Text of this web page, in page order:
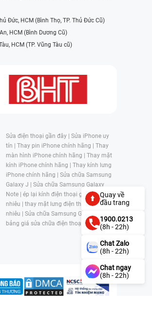
Đức, HCM (Bình Thọ, TP. Thủ Đức Cũ)
HCM (Bình Dương Cũ)
HCM (TP. Vũng Tàu cũ)
Sửa điện thoại gần đây | Sửa iPhone uy
tín | Thay pin iPhone chính hãng | Thay
màn hình iPhone chính hãng | Thay mặt
kính iPhone chính hãng | Thay kính lưng
iPhone chính hãng | Sửa chữa Samsung
Galaxy J | Sửa chữa Samsung Galaxy
Note | ép lại kính điện thoại giá bao
nhiêu | thay mặt lưng điện thoại giá bao
nhiêu | Sửa chữa Samsung Galaxy S |
bảng giá sửa chữa điện thoại samsung |
Quay về
đầu trang
1900.0213
(8h - 22h)
Chat Zalo
(8h - 22h)
Chat ngay
(8h - 22h)